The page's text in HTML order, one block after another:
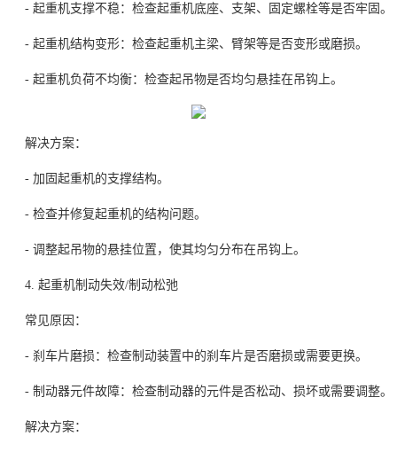
- 起重机支撑不稳：检查起重机底座、支架、固定螺栓等是否牢固。
- 起重机结构变形：检查起重机主梁、臂架等是否变形或磨损。
- 起重机负荷不均衡：检查起吊物是否均匀悬挂在吊钩上。
解决方案：
- 加固起重机的支撑结构。
- 检查并修复起重机的结构问题。
- 调整起吊物的悬挂位置，使其均匀分布在吊钩上。
4. 起重机制动失效/制动松弛
常见原因：
- 刹车片磨损：检查制动装置中的刹车片是否磨损或需要更换。
- 制动器元件故障：检查制动器的元件是否松动、损坏或需要调整。
解决方案：